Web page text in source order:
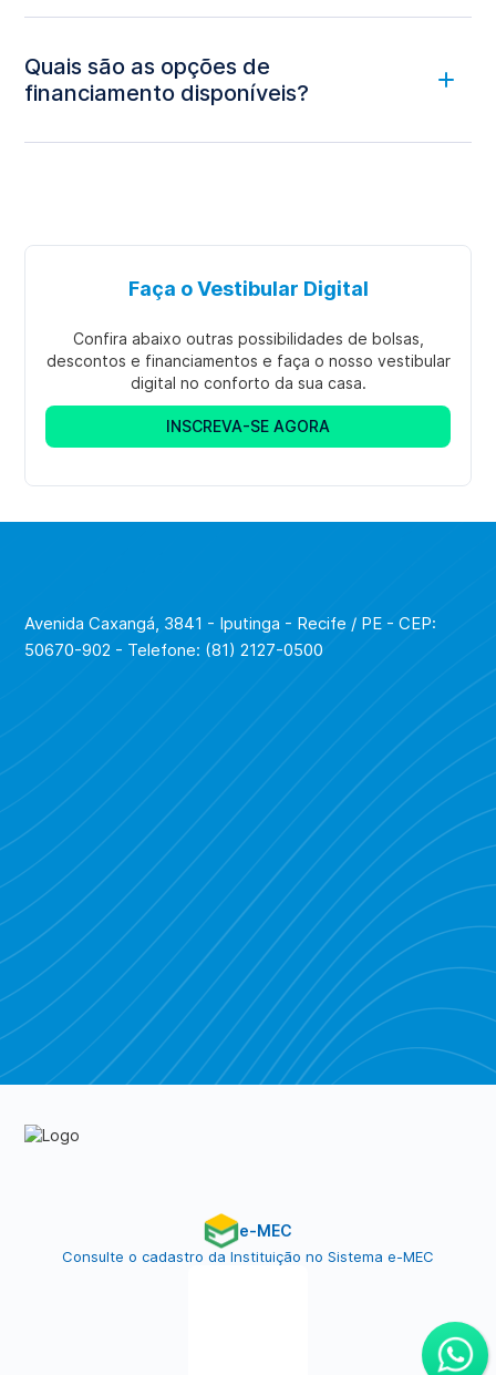
clicar aqui.
Quais são as opções de
financiamento disponíveis?
Faça o Vestibular Digital
Confira abaixo outras possibilidades de bolsas,
descontos e financiamentos e faça o nosso vestibular
digital no conforto da sua casa.
INSCREVA-SE AGORA
Avenida Caxangá, 3841 - Iputinga - Recife / PE - CEP:
50670-902 - Telefone: (81) 2127-0500
Piratebay
e-MEC
Consulte o cadastro da Instituição no Sistema e-MEC